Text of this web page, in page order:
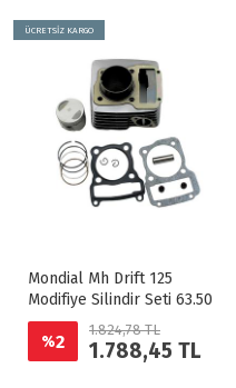
ÜCRETSİZ KARGO
Mondial Mh Drift 125
Modifiye Silindir Seti 63.50
%2
1.824,78 TL
1.788,45 TL